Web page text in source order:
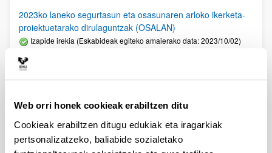
Web orri honek cookieak erabiltzen ditu
Cookieak erabiltzen ditugu edukiak eta iragarkiak
pertsonalizatzeko, baliabide sozialetako
2023ko laneko segurtasun eta osasunaren arloko ikerketa-
proiektuetarako dirulaguntzak (OSALAN)
Izapide irekia (Eskabideak egiteko amaierako data: 2023/10/02)
PIFG23/04: “Hizkuntzaren Prozesamendua”
PIFG22/71: “Prehistoria”
Aurkezteko epea itxita: 2023/05/23 - 2023/06/12 23:59